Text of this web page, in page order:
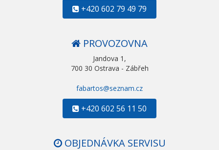
+420 602 79 49 79
PROVOZOVNA
Jandova 1,
700 30 Ostrava - Zábřeh
fabartos@seznam.cz
+420 602 56 11 50
OBJEDNÁVKA SERVISU